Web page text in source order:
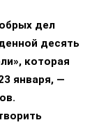
дел
десять
которая
января, —